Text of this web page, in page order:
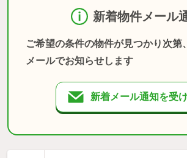
新着物件メール
ご希望の条件の物件が見つかり次第、
メールでお知らせします
新着メール通知を受